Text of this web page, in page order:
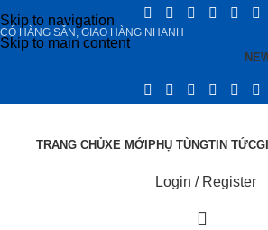
Skip to navigation
Skip to main content
CÓ HÀNG SẴN, GIAO HÀNG NHANH
TRANG CHỦXE MỚI PHỤ TÙNGTIN TỨC
Login / Register